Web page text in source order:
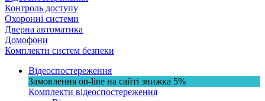
Контроль доступу
Охоронні системи
Дверна автоматика
Домофони
Комплекти систем безпеки
Відеоспостереження
Замовлення on-line на сайті знижка 5%
Комплекти відеоспостереження